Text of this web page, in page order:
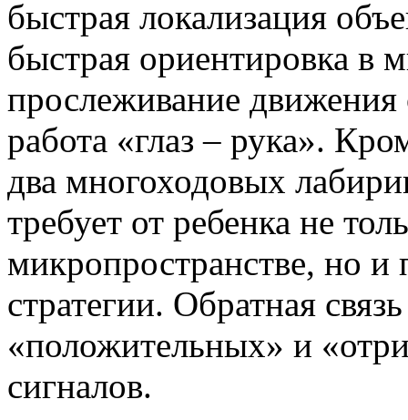
быстрая локализация
быстрая ориентировка в
прослеживание движения
работа «глаз – рука».
два многоходовых
требует от ребенка не
микропространстве, но
стратегии. Обратная
«положительных» и
сигналов.